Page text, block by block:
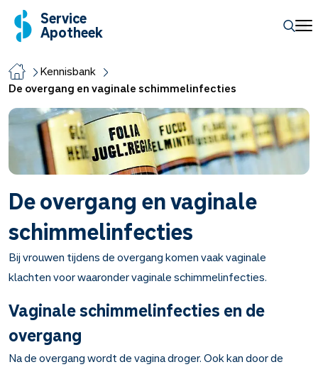
Service
Apotheek
Kennisbank
De overgang en vaginale schimmelinfecties
De overgang en vaginale
schimmelinfecties
Bij vrouwen tijdens de overgang komen vaak vaginale
klachten voor waaronder vaginale schimmelinfecties.
Vaginale schimmelinfecties en de
overgang
Na de overgang wordt de vagina droger. Ook kan door de